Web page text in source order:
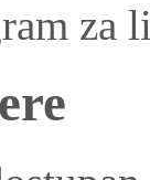
za